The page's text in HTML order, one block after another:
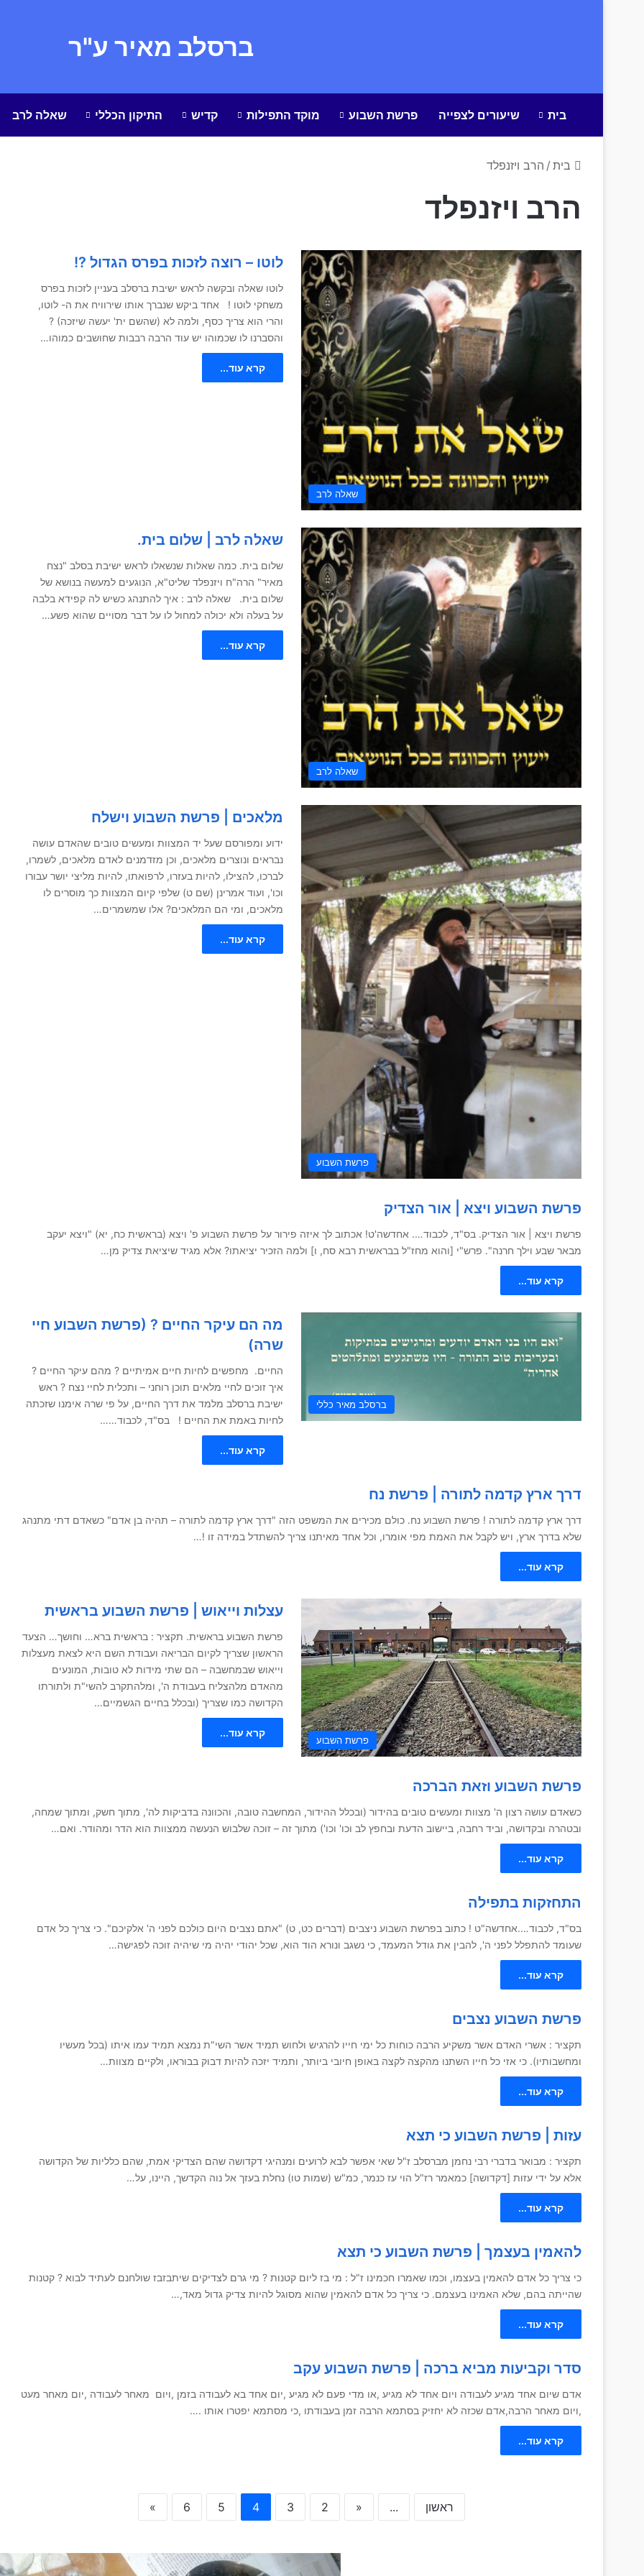
ברסלב מאיר ע"ר
בית שיעורים לצפייה פרשת השבוע מוקד התפילות קדיש התיקון הכללי שאלה לרב
בית / הרב ויזנפלד
הרב ויזנפלד
שאלה לרב
לוטו – רוצה לזכות בפרס הגדול ?!
לוטו שאלה ובקשה לראש ישיבת ברסלב בעניין לזכות בפרס
משחקי לוטו ! אחד ביקש שנברך אותו שירוויח את ה- לוטו,
והרי הוא צריך כסף, ולמה לא (שהשם ית' יעשה שיזכה) ?
והסברנו לו שכמוהו יש עוד הרבה רבבות שחושבים כמוהו…
קרא עוד...
שאלה לרב
שאלה לרב | שלום בית.
שלום בית. כמה שאלות שנשאלו לראש ישיבת בסלב "נצח
מאיר" הרה"ח ויזנפלד שליט"א, הנוגעים למעשה בנושא של
שלום בית. שאלה לרב : איך להתנהג כשיש לה קפידא בלבה
על בעלה ולא יכולה למחול לו על דבר מסויים שהוא פשע…
קרא עוד...
פרשת השבוע
מלאכים | פרשת השבוע וישלח
ידוע ומפורסם שעל יד המצוות ומעשים טובים שהאדם עושה
נבראים ונוצרים מלאכים, וכן מזדמנים לאדם מלאכים, לשמרו,
לברכו, להצילו, להיות בעזרו, לרפואתו, להיות מליצי יושר עבורו
וכו', ועוד אמרינן (שם ט) שלפי קיום המצוות כך מוסרים לו
מלאכים, ומי הם המלאכים? אלו שמשמרים…
קרא עוד...
פרשת השבוע ויצא | אור הצדיק
פרשת ויצא | אור הצדיק. בס"ד, לכבוד…. אחדשה'ט! אכתוב לך איזה פירור על פרשת השבוע פ' ויצא (בראשית כח, יא) "ויצא יעקב
מבאר שבע וילך חרנה". פרש"י [והוא מחז"ל בבראשית רבא סח, ו] ולמה הזכיר יציאתו? אלא מגיד שיציאת צדיק מן…
קרא עוד...
ברסלב מאיר כללי
מה הם עיקר החיים ? (פרשת השבוע חיי
שרה)
החיים. מחפשים לחיות חיים אמיתיים ? מהם עיקר החיים ?
איך זוכים לחיי מלאים תוכן רוחני – ותכלית לחיי נצח ? ראש
ישיבת ברסלב מלמד את דרך החיים, על פי שרה אימנו שזכתה
לחיות באמת את החיים ! בס"ד, לכבוד……
קרא עוד...
דרך ארץ קדמה לתורה | פרשת נח
דרך ארץ קדמה לתורה ! פרשת השבוע נח. כולם מכירים את המשפט הזה "דרך ארץ קדמה לתורה – תהיה בן אדם" כשאדם דתי מתנהג
שלא בדרך ארץ, ויש לקבל את האמת מפי אומרו, וכל אחד מאיתנו צריך להשתדל במידה זו !…
קרא עוד...
פרשת השבוע
עצלות וייאוש | פרשת השבוע בראשית
פרשת השבוע בראשית. תקציר : בראשית ברא… וחושך… הצעד
הראשון שצריך לקיום הבריאה ועבודת השם היא לצאת מעצלות
וייאוש שבמחשבה – הם שתי מידות לא טובות, המונעים
מהאדם מלהצליח בעבודת ה', ומלהתקרב להשי"ת ולתורתו
הקדושה כמו שצריך (ובכלל בחיים הגשמיים…
קרא עוד...
פרשת השבוע וזאת הברכה
כשאדם עושה רצון ה' מצוות ומעשים טובים בהידור (ובכלל ההידור, המחשבה טובה, והכוונה בדביקות לה', מתוך חשק, ומתוך שמחה,
ובטהרה ובקדושה, וביד רחבה, ביישוב הדעת ובחפץ לב וכו' וכו') מתוך זה – זוכה שלבוש הנעשה ממצוות הוא הדר ומהודר. ואם…
קרא עוד...
התחזקות בתפילה
בס"ד, לכבוד….אחדשה"ט ! כתוב בפרשת השבוע ניצבים (דברים כט, ט) "אתם נצבים היום כולכם לפני ה' אלקיכם". כי צריך כל אדם
שעומד להתפלל לפני ה', להבין את גודל המעמד, כי נשגב ונורא הוד הוא, שכל יהודי יהיה מי שיהיה זוכה לפגישה…
קרא עוד...
פרשת השבוע נצבים
תקציר : אשרי האדם אשר משקיע הרבה כוחות כל ימי חייו להרגיש ולחוש תמיד אשר השי"ת נמצא תמיד עמו איתו (בכל מעשיו
ומחשבותיו). כי אזי כל חייו השתנו מהקצה לקצה באופן חיובי ביותר, ותמיד יזכה להיות דבוק בבוראו, ולקיים מצוות…
קרא עוד...
עזות | פרשת השבוע כי תצא
תקציר : מבואר בדברי רבי נחמן מברסלב ז"ל שאי אפשר לבא לרועים ומנהיגי דקדושה שהם הצדיקי אמת, שהם כלליות של הקדושה
אלא על ידי עזות [דקדושה] כמאמר רז"ל הוי עז כנמר, כמ"ש (שמות טו) נחלת בעזך אל נוה הקדשך, היינו, על…
קרא עוד...
להאמין בעצמך | פרשת השבוע כי תצא
כי צריך כל אדם להאמין בעצמו, וכמו שאמרו חכמינו ז"ל : מי בז ליום קטנות ? מי גרם לצדיקים שיתבזבז שולחנם לעתיד לבוא ? קטנות
שהייתה בהם, שלא האמינו בעצמם. כי צריך כל אדם להאמין שהוא מסוגל להיות צדיק גדול מאד,…
קרא עוד...
סדר וקביעות מביא ברכה | פרשת השבוע עקב
אדם שיום אחד מגיע לעבודה ויום אחד לא מגיע ,או מדי פעם לא מגיע ,יום אחד בא לעבודה בזמן ,ויום מאחר לעבודה ,יום מאחר מעט
,ויום מאחר הרבה,אדם שכזה לא יחזיק בסתמא הרבה זמן בעבודתו ,כי מסתמא יפטרו אותו .…
קרא עוד...
ראשון ...
«
2
3
4
5
6
»